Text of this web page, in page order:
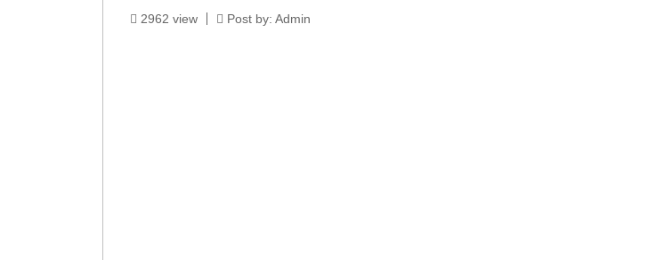
2962 view
Post by: Admin